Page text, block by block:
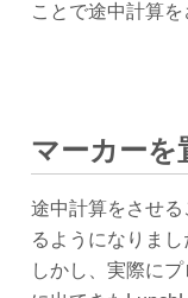
ことで途中計算を
マーカーを
途中計算をさせ
るようになりまし
しかし、実際に